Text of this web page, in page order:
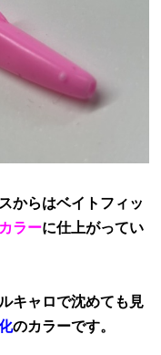
からはベイトフィッ
ラーに仕上がってい
キャロで沈めても見
のカラーです。